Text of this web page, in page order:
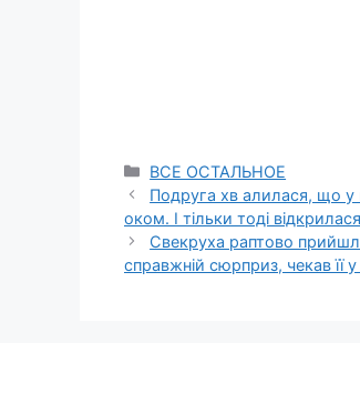
Categories
ВСЕ ОСТАЛЬНОЕ
Подруга хв алилася, що у
оком. І тільки тоді
Свекруха раптово
справжній сюрприз, чекав її